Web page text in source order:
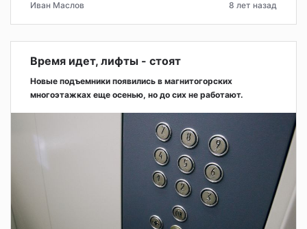
Иван Маслов 8 лет назад
Время идет, лифты - стоят
Новые подъемники появились в магнитогорских
многоэтажках еще осенью, но до сих не работают.